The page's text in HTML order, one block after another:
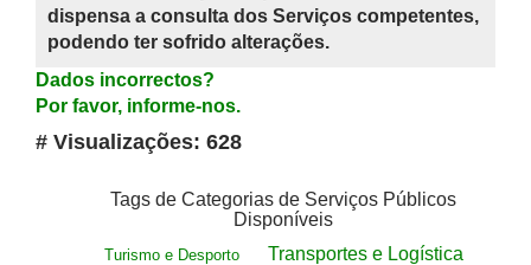
dispensa a consulta dos Serviços competentes,
podendo ter sofrido alterações.
Dados incorrectos?
Por favor, informe-nos.
# Visualizações: 628
Tags de Categorias de Serviços Públicos
Disponíveis
Turismo e Desporto Transportes e Logística